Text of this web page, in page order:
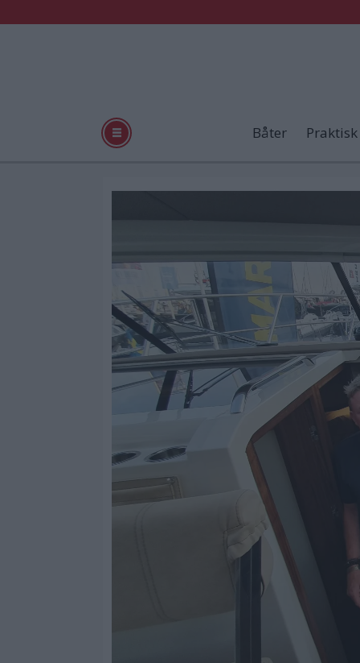
Båter Praktisk